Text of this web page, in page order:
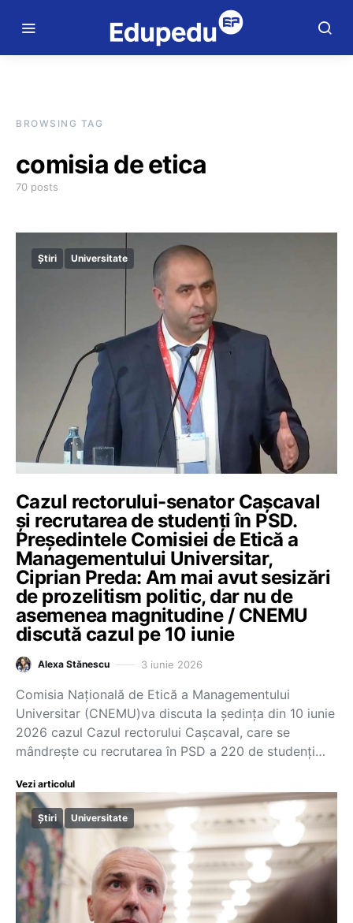
BROWSING TAG
comisia de etica
70 posts
Știri Universitate
Cazul rectorului-senator Cașcaval
și recrutarea de studenți în PSD.
Președintele Comisiei de Etică a
Managementului Universitar,
Ciprian Preda: Am mai avut sesizări
de prozelitism politic, dar nu de
asemenea magnitudine / CNEMU
discută cazul pe 10 iunie
Alexa Stănescu 3 iunie 2026
Comisia Națională de Etică a Managementului
Universitar (CNEMU)va discuta la ședința din 10 iunie
2026 cazul Cazul rectorului Cașcaval, care se
mândrește cu recrutarea în PSD a 220 de studenți…
Vezi articolul
Știri Universitate